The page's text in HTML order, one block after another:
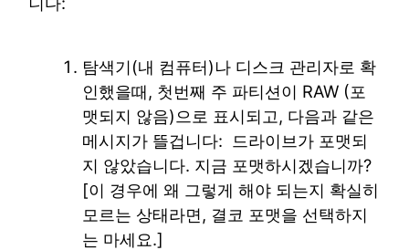
탐색기(내 컴퓨터)나 디스크 관리자로 확
인했을때, 첫번째 주 파티션이 RAW (포
맷되지 않음)으로 표시되고, 다음과 같은
메시지가 뜰겁니다: 드라이브가 포맷되
지 않았습니다. 지금 포맷하시겠습니까?
[이 경우에 왜 그렇게 해야 되는지 확실히
모르는 상태라면, 결코 포맷을 선택하지
는 마세요.]